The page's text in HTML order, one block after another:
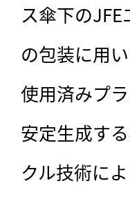
ス傘下の
の包装に用
使用済みプ
安定生成す
クル技術に